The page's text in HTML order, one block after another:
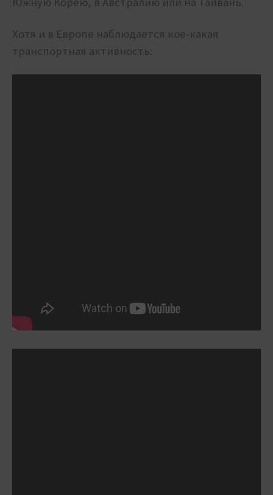
Хотя и в Европе наблюдается кое-какая
транспортная активность: